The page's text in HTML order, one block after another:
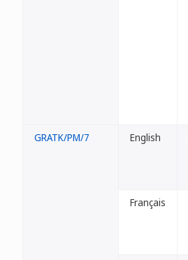
GRATK/PM/7 English
Français